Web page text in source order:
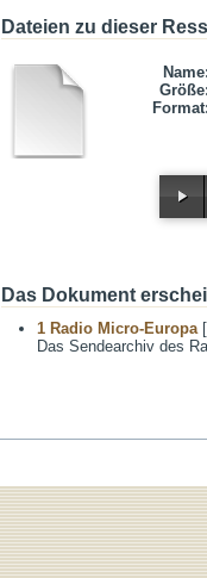
Dateien zu dieser
Das Dokument
1 Radio Micro-Europa
Das Sendearchiv des